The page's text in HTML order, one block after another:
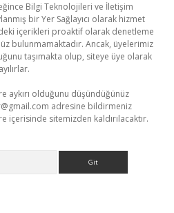
Bilgi Teknolojileri ve İletişim
bir Yer Sağlayıcı olarak hizmet
içerikleri proaktif olarak denetleme
bulunmamaktadır. Ancak, üyelerimiz
taşımakta olup, siteye üye olarak
aykırı olduğunu düşündüğünüz
adresine bildirmeniz
içerisinde sitemizden kaldırılacaktır.